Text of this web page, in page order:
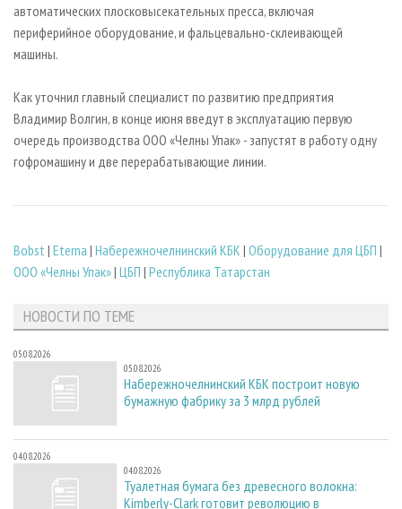
автоматических плосковысекательных пресса, включая
периферийное оборудование, и фальцевально-склеивающей
машины.
Как уточнил главный специалист по развитию предприятия
Владимир Волгин, в конце июня введут в эксплуатацию первую
очередь производства ООО «Челны Упак» - запустят в работу одну
гофромашину и две перерабатывающие линии.
Bobst | Eterna | Набережночелнинский КБК | Оборудование для ЦБП |
ООО «Челны Упак»| ЦБП | Республика Татарстан
НОВОСТИ ПО ТЕМЕ
05.08.2026
05.08.2026
Набережночелнинский КБК построит новую
бумажную фабрику за 3 млрд рублей
04.08.2026
04.08.2026
Туалетная бумага без древесного волокна:
Kimberly-Clark готовит революцию в